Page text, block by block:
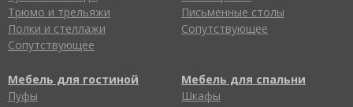
Трюмо и трельяжи
Полки и стеллажи
Сопутствующее
Письменные столы
Сопутствующее
Мебель для гостиной
Пуфы
Мебель для спальни
Шкафы